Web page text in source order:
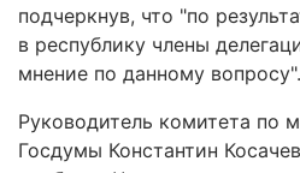
подчеркнув, что "по
в республику члены
мнение по данному вопросу".
Руководитель комитета по
Госдумы Константин